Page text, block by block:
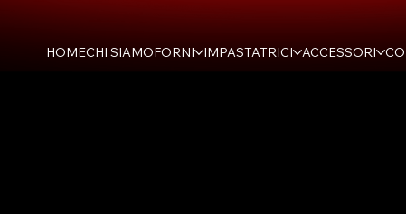
HOMECHI SIAMOFORNI IMPASTATRICI ACCESSORI